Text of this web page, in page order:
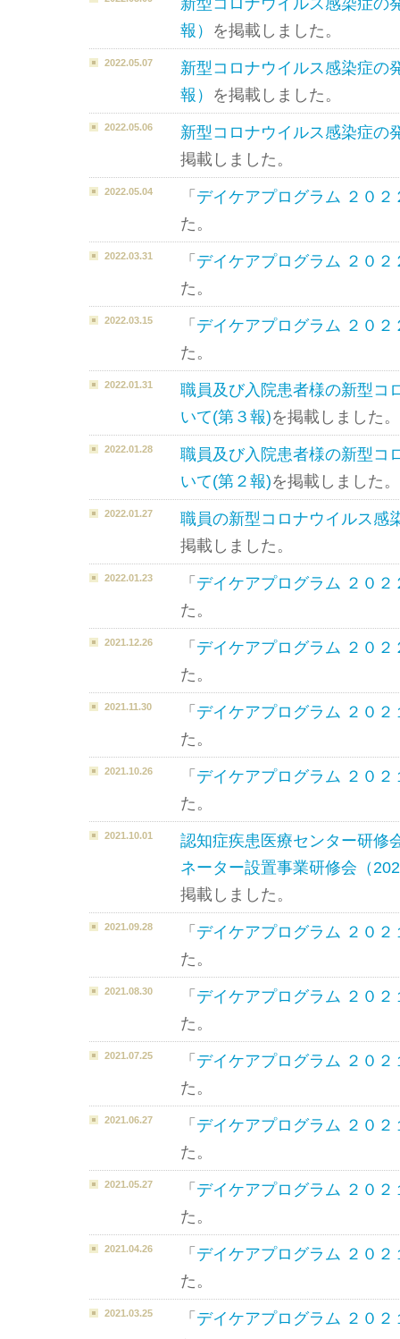
新型コロナウイルス感染症
報） を掲載しました。
2022.05.07
新型コロナウイルス感染症
報） を掲載しました。
2022.05.06
新型コロナウイルス感染症の
掲載しました。
2022.05.04 「 デイケアプログラム ２０２
た。
2022.03.31 「 デイケアプログラム ２０２
た。
2022.03.15 「 デイケアプログラム ２０２
た。
2022.01.31
職員及び入院患者様の新型コ
いて(第３報)を掲載しました。
2022.01.28
職員及び入院患者様の新型コ
いて(第２報)を掲載しました。
2022.01.27
職員の新型コロナウイルス感
掲載しました。
2022.01.23 「 デイケアプログラム ２０２
た。
2021.12.26 「 デイケアプログラム ２０２
た。
2021.11.30 「 デイケアプログラム ２０２
た。
2021.10.26 「 デイケアプログラム ２０２
た。
2021.10.01
認知症疾患医療センター研
ネーター設置事業研修会（
掲載しました。
2021.09.28 「 デイケアプログラム ２０２
た。
2021.08.30 「 デイケアプログラム ２０２
た。
2021.07.25 「 デイケアプログラム ２０２
た。
2021.06.27 「 デイケアプログラム ２０２
た。
2021.05.27 「 デイケアプログラム ２０２
た。
2021.04.26 「 デイケアプログラム ２０２
た。
2021.03.25 「 デイケアプログラム ２０２